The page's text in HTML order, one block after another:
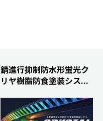
錆進行抑制防水形蛍光ク
リヤ樹脂防食塗装シス...